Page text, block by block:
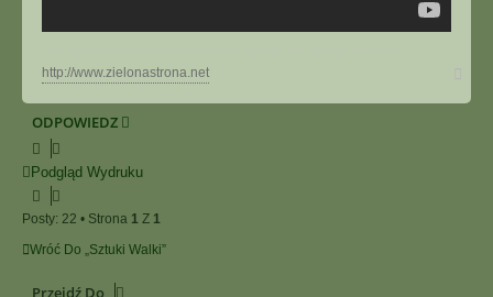
http://www.zielonastrona.net
górę
ODPOWIEDZ
Podgląd Wydruku
Posty: 22 • Strona 1 Z 1
Wróć Do „Sztuki Walki”
Przejdź Do